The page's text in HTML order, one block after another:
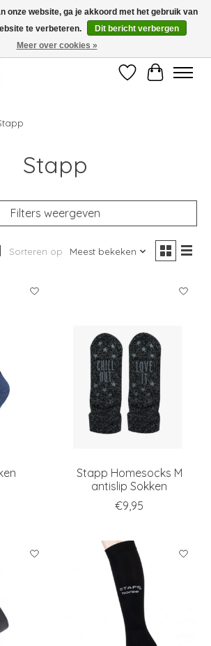
op het nummer 011/60.67.34 ofciba@skynet.be
Helchteren
Verlanglijst
Stapp
Filters weergeven
Sorteren op Meest bekeken
Stapp Homesocks M
antislip Sokken
€9,95
onze website, ga je akkoord met het gebruik van
te verbeteren.
Dit bericht verbergen
Meer over cookies »